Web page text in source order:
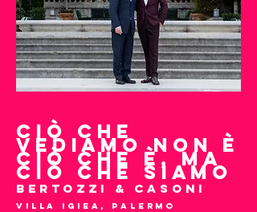
CIÒ CHE
VEDIAMO NON È
CIÒ CHE È, MA
CIÒ CHE SIAMO
bertozzi & CASONI
Villa Igiea, palermo